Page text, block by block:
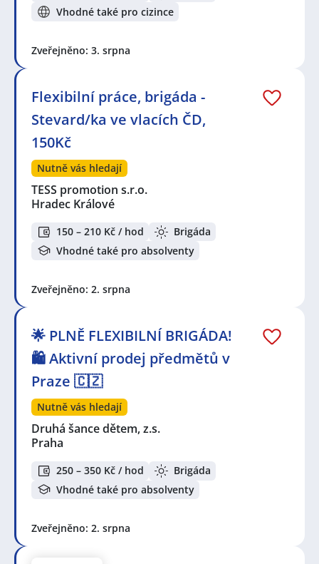
Vhodné také pro cizince
Zveřejněno: 3. srpna
Flexibilní práce, brigáda -
Stevard/ka ve vlacích ČD,
150Kč
Nutně vás hledají
TESS promotion s.r.o.
Hradec Králové
150 – 210 Kč / hod
Brigáda
Vhodné také pro absolventy
Zveřejněno: 2. srpna
🌟 PLNĚ FLEXIBILNÍ BRIGÁDA!
🛍️ Aktivní prodej předmětů v
Praze 🇨🇿
Nutně vás hledají
Druhá šance dětem, z.s.
Praha
250 – 350 Kč / hod
Brigáda
Vhodné také pro absolventy
Zveřejněno: 2. srpna